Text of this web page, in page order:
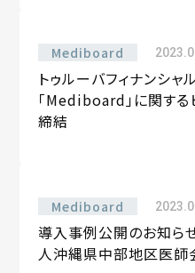
Mediboard
トゥルーバフィナンシャ
「Mediboard」に関す
締結
Mediboard
導入事例公開のお知ら
人沖縄県中部地区医師